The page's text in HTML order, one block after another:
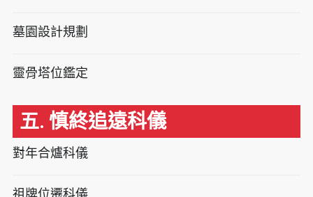
墓園設計規劃
靈骨塔位鑑定
五. 慎終追遠科儀
對年合爐科儀